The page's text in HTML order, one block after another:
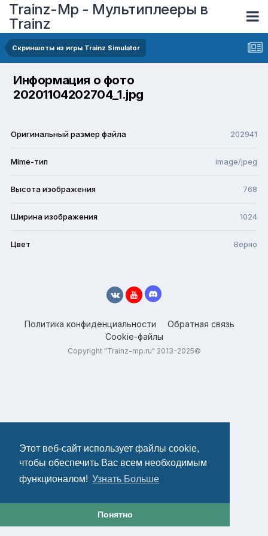
Этот веб-сайт использует файлы cookie,
чтобы обеспечить Вас всем необходимым
функционалом! Узнать Больше
Понятно
Trainz-Mp - Мультиплееры в
Trainz
Скриншоты из игры Trainz Simulator
Информация о фото
20201104202704_1.jpg
Оригинальный размер файла 202941
Mime-тип image/jpeg
Высота изображения 768
Ширина изображения 1024
Цвет Верно
Политика конфиденциальности
Обратная связь
Cookie-файлы
Copyright "Trainz-mp.ru" 2013-2025©